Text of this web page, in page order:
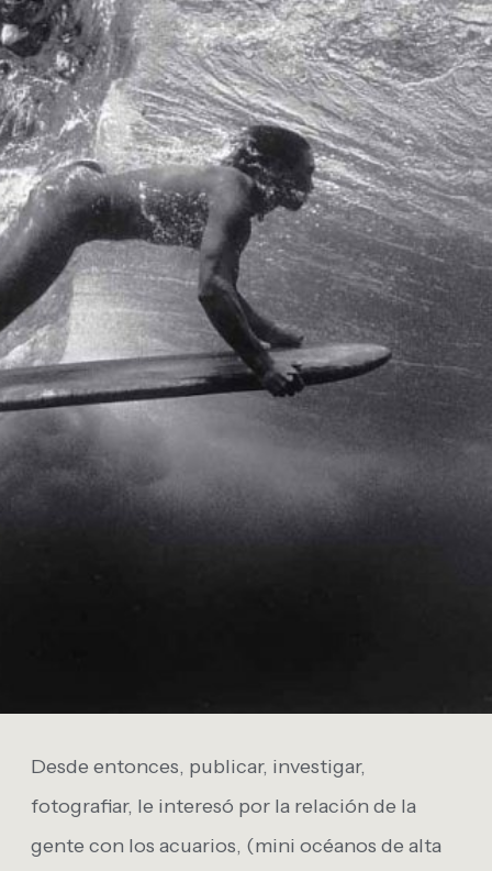
Desde entonces, publicar, investigar,
fotografiar, le interesó por la relación de la
gente con los acuarios, (mini océanos de alta